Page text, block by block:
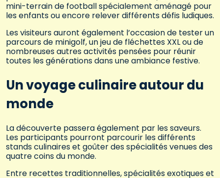
mini-terrain de football spécialement aménagé pour
les enfants ou encore relever différents défis ludiques.
Les visiteurs auront également l’occasion de tester un
parcours de minigolf, un jeu de fléchettes XXL ou de
nombreuses autres activités pensées pour réunir
toutes les générations dans une ambiance festive.
Un voyage culinaire autour du
monde
La découverte passera également par les saveurs.
Les participants pourront parcourir les différents
stands culinaires et goûter des spécialités venues des
quatre coins du monde.
Entre recettes traditionnelles, spécialités exotiques et